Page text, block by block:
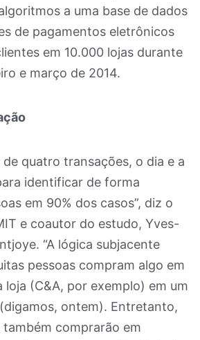
a uma base de dados
de pagamentos eletrônicos
em 10.000 lojas durante
e março de 2014.
de quatro transações, o dia e a
identificar de forma
em 90% dos casos”, diz o
e coautor do estudo, Yves-
“A lógica subjacente
pessoas compram algo em
loja (C&A, por exemplo) em um
ontem). Entretanto,
também comprarão em